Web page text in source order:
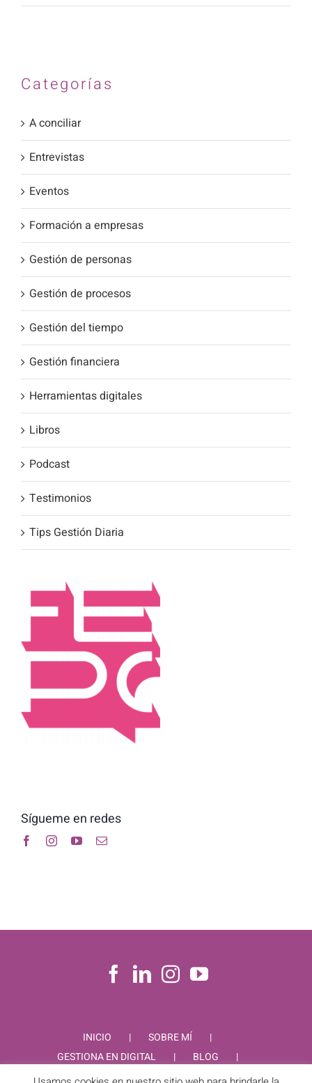
Categorías
A conciliar
Entrevistas
Eventos
Formación a empresas
Gestión de personas
Gestión de procesos
Gestión del tiempo
Gestión financiera
Herramientas digitales
Libros
Podcast
Testimonios
Tips Gestión Diaria
Sígueme en redes
INICIO
SOBRE MÍ
GESTIONA EN DIGITAL
BLOG
CONTACTO